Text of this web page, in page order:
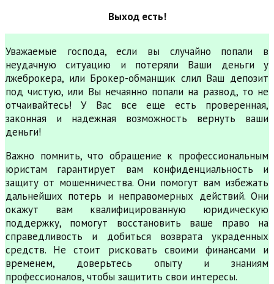
Выход есть!
Уважаемые господа, если вы случайно попали в
неудачную ситуацию и потеряли Ваши деньги у
лжеброкера, или Брокер-обманщик слил Ваш депозит
под чистую, или Вы нечаянно попали на развод, то не
отчаивайтесь! У Вас все еще есть проверенная,
законная и надежная возможность вернуть ваши
деньги!
Важно помнить, что обращение к профессиональным
юристам гарантирует вам конфиденциальность и
защиту от мошенничества. Они помогут вам избежать
дальнейших потерь и неправомерных действий. Они
окажут вам квалифицированную юридическую
поддержку, помогут восстановить ваше право на
справедливость и добиться возврата украденных
средств. Не стоит рисковать своими финансами и
временем, доверьтесь опыту и знаниям
профессионалов, чтобы защитить свои интересы.